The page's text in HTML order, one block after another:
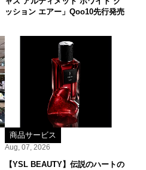
ッション エアー」Qoo10先行発売
商品サービス
Aug, 07, 2026
【YSL BEAUTY】伝説のハートの